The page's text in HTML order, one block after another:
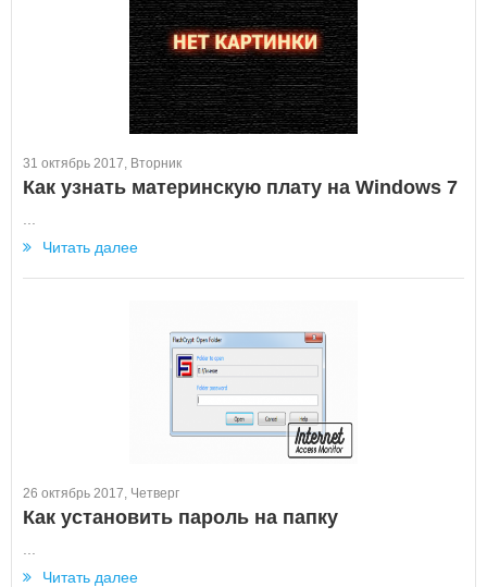
31 октябрь 2017, Вторник
Как узнать материнскую плату на Windows 7
Читать далее
26 октябрь 2017, Четверг
Как установить пароль на папку
Читать далее